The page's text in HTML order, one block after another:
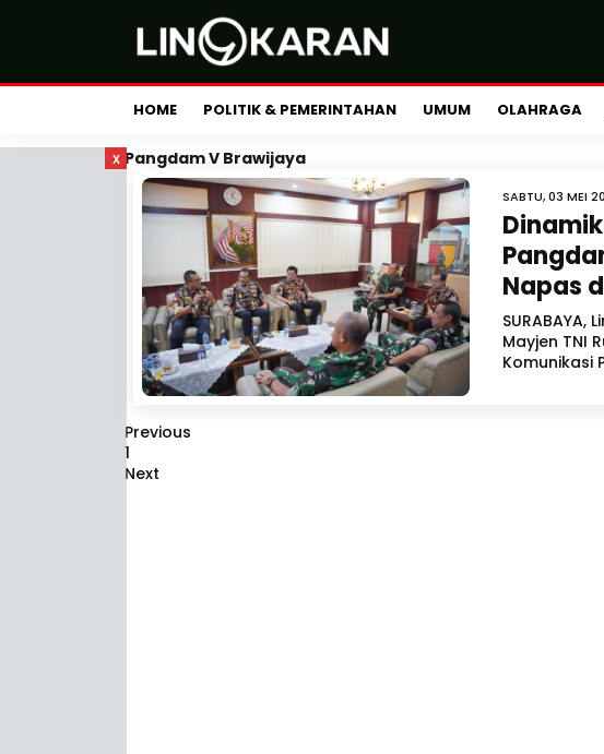
HOME POLITIK & PEMERINTAHAN UMUM OLAHRAGA
x Pangdam V Brawijaya
SABTU, 03 MEI
Napas
Mayjen TNI
Komunikasi
Previous
1
Next